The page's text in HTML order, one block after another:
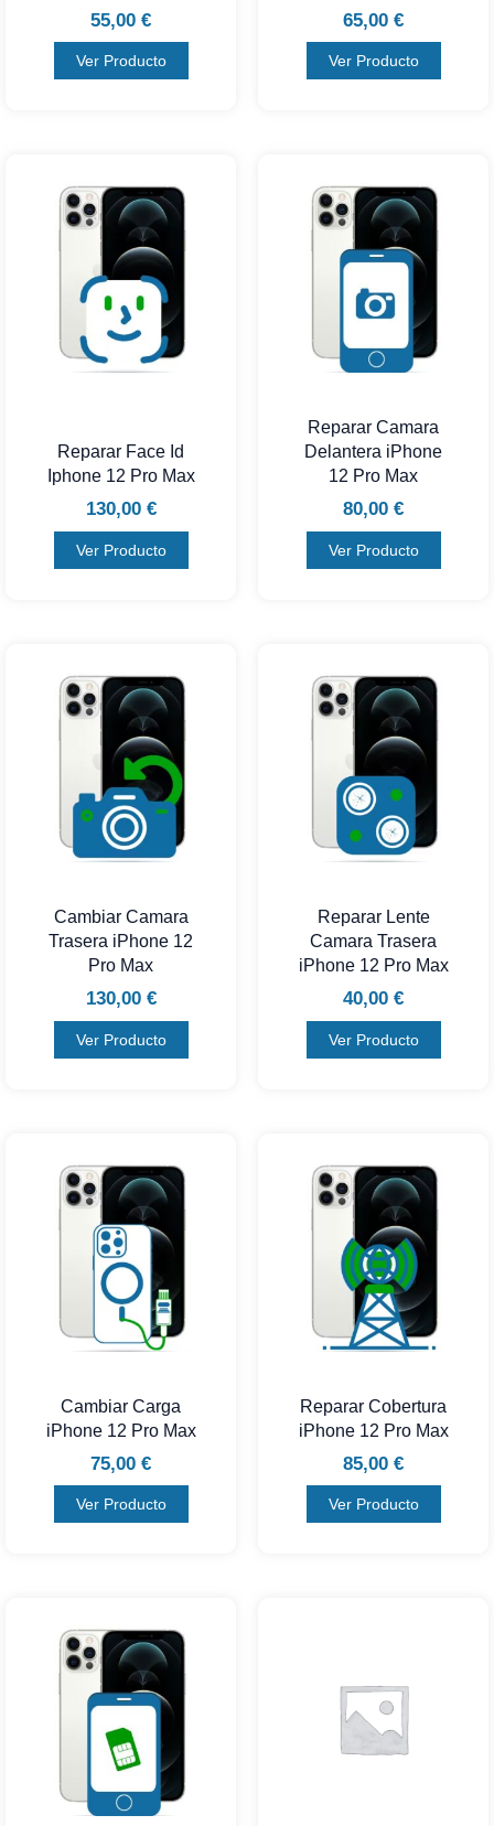
55,00 €
Ver Producto
65,00 €
Ver Producto
Reparar Face Id
Iphone 12 Pro Max
130,00 €
Ver Producto
Reparar Camara
Delantera iPhone
12 Pro Max
80,00 €
Ver Producto
Cambiar Camara
Trasera iPhone 12
Pro Max
130,00 €
Ver Producto
Reparar Lente
Camara Trasera
iPhone 12 Pro Max
40,00 €
Ver Producto
Cambiar Carga
iPhone 12 Pro Max
75,00 €
Ver Producto
Reparar Cobertura
iPhone 12 Pro Max
85,00 €
Ver Producto